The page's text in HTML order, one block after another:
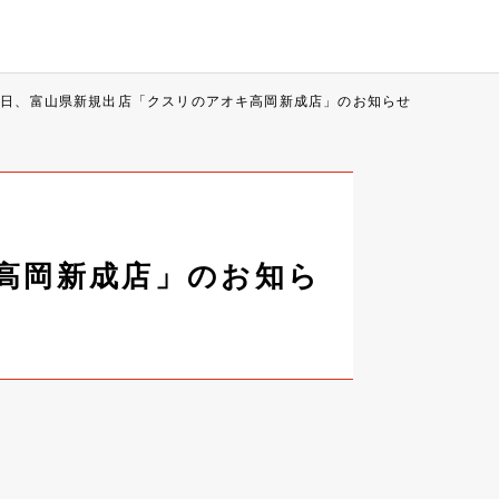
、富山県新規出店「クスリのアオキ高岡新成店」のお知らせ
岡新成店」のお知ら